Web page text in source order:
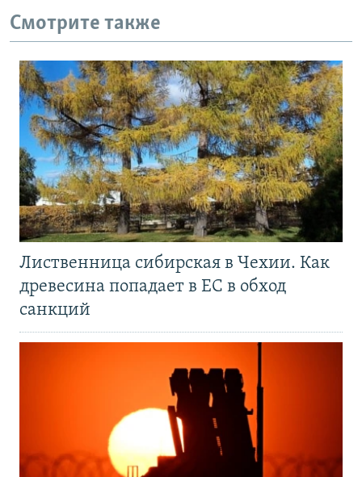
Смотрите также
Лиственница сибирская в Чехии. Как
древесина попадает в ЕС в обход
санкций